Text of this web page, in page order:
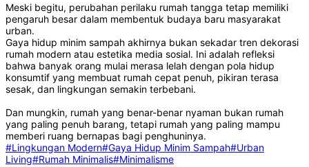
Meski begitu, perubahan perilaku rumah tangga tetap memiliki
pengaruh besar dalam membentuk budaya baru masyarakat
urban.
Gaya hidup minim sampah akhirnya bukan sekadar tren dekorasi
rumah modern atau estetika media sosial. Ini adalah refleksi
bahwa banyak orang mulai merasa lelah dengan pola hidup
konsumtif yang membuat rumah cepat penuh, pikiran terasa
sesak, dan lingkungan semakin terbebani.
Dan mungkin, rumah yang benar-benar nyaman bukan rumah
yang paling penuh barang, tetapi rumah yang paling mampu
memberi ruang bernapas bagi penghuninya.
#Lingkungan Modern#Gaya Hidup Minim Sampah#Urban
Living#Rumah Minimalis#Minimalisme